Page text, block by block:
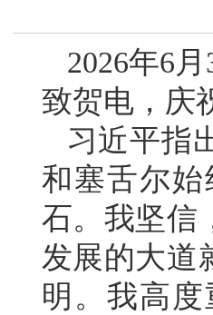
2026年6
致贺电，庆
习近平指
和塞舌尔
石。我坚信
发展的大道
明。我高